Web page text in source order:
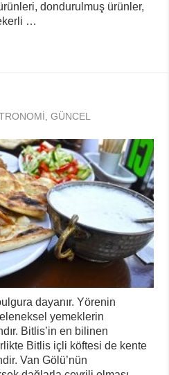
dondurulmuş ürünler,
…
,GÜNCEL
dayanır. Yörenin
yemeklerin
Bitlis’in en bilinen
Bitlis içli köftesi de kente
Van Gölü’nün